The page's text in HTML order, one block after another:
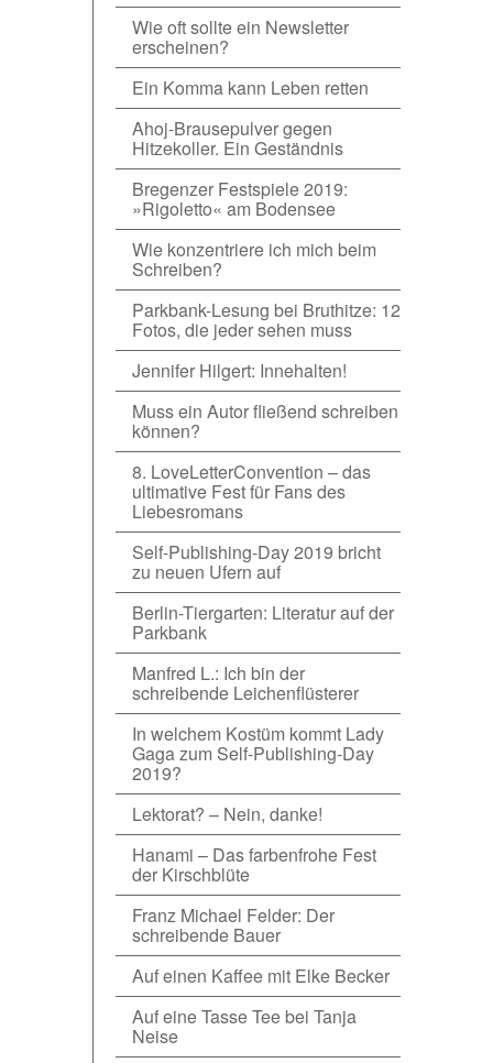
Wie oft sollte ein Newsletter
erscheinen?
Ein Komma kann Leben retten
Ahoj-Brausepulver gegen
Hitzekoller. Ein Geständnis
Bregenzer Festspiele 2019:
»Rigoletto« am Bodensee
Wie konzentriere ich mich beim
Schreiben?
Parkbank-Lesung bei Bruthitze: 12
Fotos, die jeder sehen muss
Jennifer Hilgert: Innehalten!
Muss ein Autor fließend schreiben
können?
8. LoveLetterConvention – das
ultimative Fest für Fans des
Liebesromans
Self-Publishing-Day 2019 bricht
zu neuen Ufern auf
Berlin-Tiergarten: Literatur auf der
Parkbank
Manfred L.: Ich bin der
schreibende Leichenflüsterer
In welchem Kostüm kommt Lady
Gaga zum Self-Publishing-Day
2019?
Lektorat? – Nein, danke!
Hanami – Das farbenfrohe Fest
der Kirschblüte
Franz Michael Felder: Der
schreibende Bauer
Auf einen Kaffee mit Elke Becker
Auf eine Tasse Tee bei Tanja
Neise